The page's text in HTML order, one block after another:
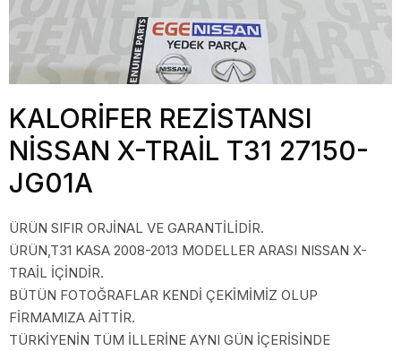
KALORİFER REZİSTANSI
NİSSAN X-TRAİL T31 27150-
JG01A
ÜRÜN SIFIR ORJİNAL VE GARANTİLİDİR.
ÜRÜN,T31 KASA 2008-2013 MODELLER ARASI NISSAN X-
TRAİL İÇİNDİR.
BÜTÜN FOTOĞRAFLAR KENDİ ÇEKİMİMİZ OLUP
FİRMAMIZA AİTTİR.
TÜRKİYENİN TÜM İLLERİNE AYNI GÜN İÇERİSİNDE